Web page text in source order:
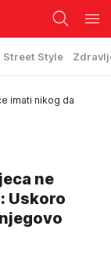
Street Style
imati nikog da
ne
Uskoro